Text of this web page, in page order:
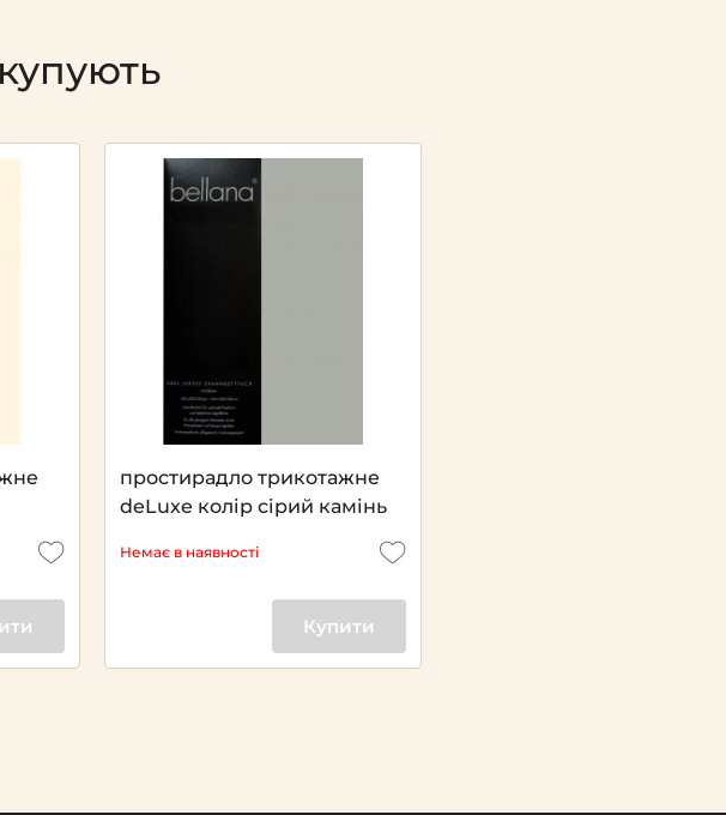
простирадло трикотажне
deLuxe колір сірий камінь
Немає в наявності
Купити